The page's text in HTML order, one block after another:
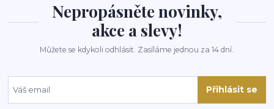
Nepropásněte novinky,
akce a slevy!
Můžete se kdykoli odhlásit. Zasíláme jednou za 14 dní.
Přihlásit se